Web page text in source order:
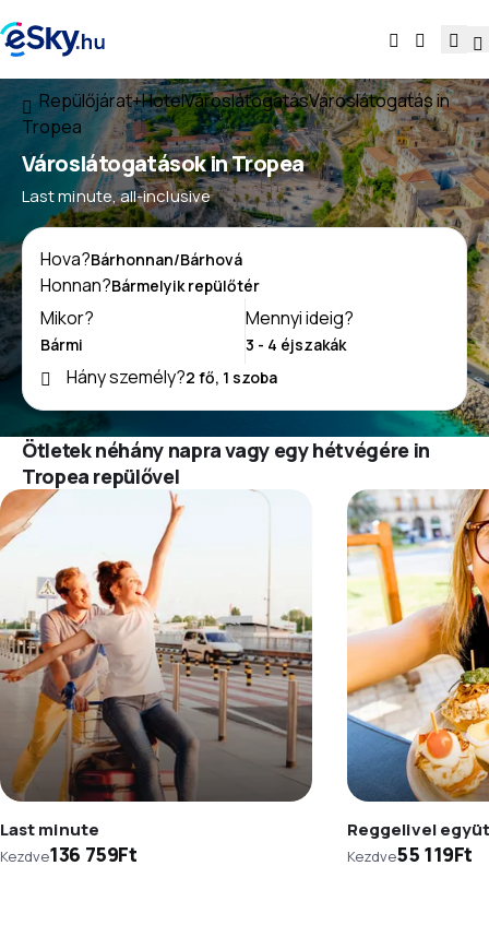
Repülőjárat+HotelVároslátogatásVároslátogatás in
Tropea
Városlátogatások in Tropea
Last minute, all-inclusive
Hova?
Honnan?
Mikor?
Mennyi ideig?
Hány személy?
Ötletek néhány napra vagy egy hétvégére in
Tropea repülővel
Last minute
Kezdve136 759Ft
Reggelivel
Kezdve55 119Ft